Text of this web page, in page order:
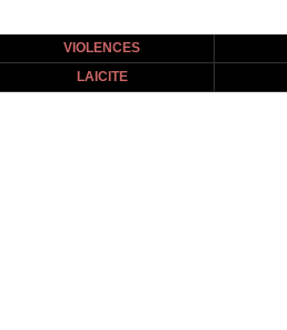
VIOLENCES
LAICITE